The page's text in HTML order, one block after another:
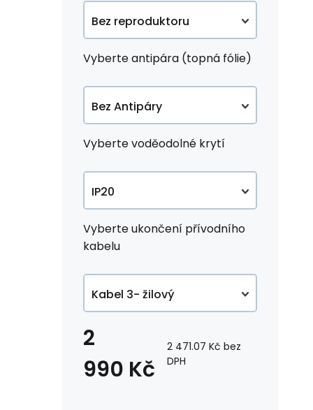
+2 490 Kč
Bez reproduktoru
Reproduktory
+2 200 Kč
Reprodiktory
surface
+2 200 Kč
Vyberte antipára (topná fólie)
Bez Antipáry
Antipára spouštění
+1 390 Kč
Antipára spouštění
s valstním
vypínačem
dotykovým
Vyberte voděodolné krytí
IP20
IP44
+650 Kč
Vyberte ukončení přívodního
kabelu
Kabel 3- žilový
Kabel se zástrčkou
- 1,5m
+289.99 Kč
2
990 Kč
2 471.07 Kč bez
DPH